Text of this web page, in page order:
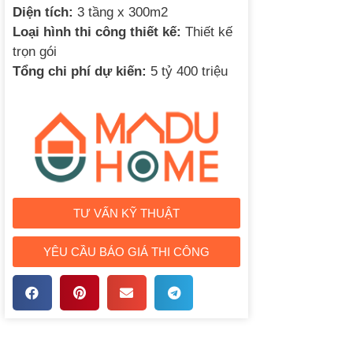
Diện tích: 3 tầng x 300m2
Loại hình thi công thiết kế: Thiết kế
trọn gói
Tổng chi phí dự kiến: 5 tỷ 400 triệu
TƯ VẤN KỸ THUẬT
YÊU CẦU BÁO GIÁ THI CÔNG